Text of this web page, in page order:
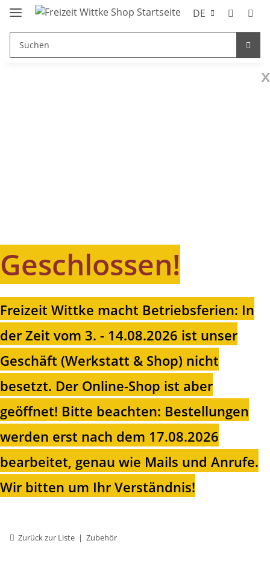
DE
x
Geschlossen!
Freizeit Wittke macht Betriebsferien: In
der Zeit vom 3. - 14.08.2026 ist unser
Geschäft (Werkstatt & Shop) nicht
besetzt. Der Online-Shop ist aber
geöffnet! Bitte beachten: Bestellungen
werden erst nach dem 17.08.2026
bearbeitet, genau wie Mails und Anrufe.
Wir bitten um Ihr Verständnis!
Zurück zur Liste Zubehör